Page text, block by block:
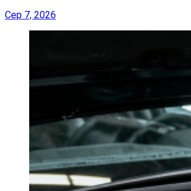
Сер 7, 2026